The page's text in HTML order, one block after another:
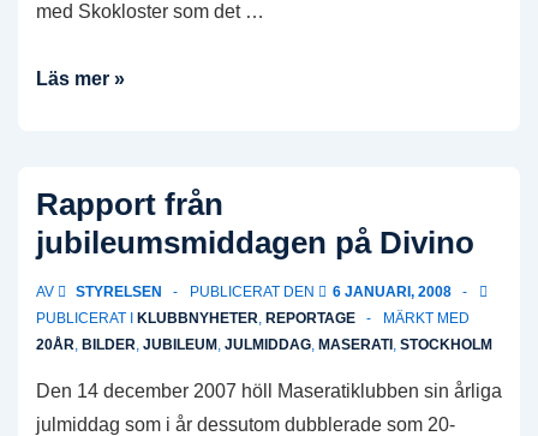
med Skokloster som det …
Rapport
maj
Läs mer »
Rapport från
jubileumsmiddagen på Divino
AV STYRELSEN PUBLICERAT DEN
6 JANUARI, 2008
PUBLICERAT I
KLUBBNYHETER, REPORTAGE
MÄRKT MED
20ÅR, BILDER, JUBILEUM , JULMIDDAG, MASERATI , STOCKHOLM
Den 14 december 2007 höll Maseratiklubben sin årliga
julmiddag som i år dessutom dubblerade som 20-